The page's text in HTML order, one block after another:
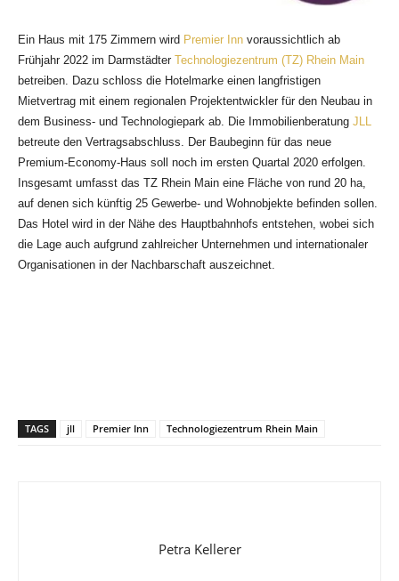
Ein Haus mit 175 Zimmern wird Premier Inn voraussichtlich ab
Frühjahr 2022 im Darmstädter Technologiezentrum (TZ) Rhein Main
betreiben. Dazu schloss die Hotelmarke einen langfristigen
Mietvertrag mit einem regionalen Projektentwickler für den Neubau in
dem Business- und Technologiepark ab. Die Immobilienberatung JLL
betreute den Vertragsabschluss. Der Baubeginn für das neue
Premium-Economy-Haus soll noch im ersten Quartal 2020 erfolgen.
Insgesamt umfasst das TZ Rhein Main eine Fläche von rund 20 ha,
auf denen sich künftig 25 Gewerbe- und Wohnobjekte befinden sollen.
Das Hotel wird in der Nähe des Hauptbahnhofs entstehen, wobei sich
die Lage auch aufgrund zahlreicher Unternehmen und internationaler
Organisationen in der Nachbarschaft auszeichnet.
TAGS jll Premier Inn Technologiezentrum Rhein Main
Petra Kellerer